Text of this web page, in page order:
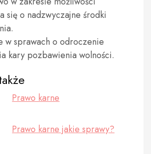
się o nadzwyczajne środki
w sprawach o odroczenie
kary pozbawienia wolności.
Prawo karne
Prawo karne jakie sprawy?